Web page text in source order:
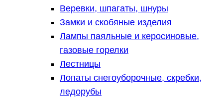
Веревки, шпагаты, шнуры
Замки и скобяные изделия
Лампы паяльные и керосиновые,
газовые горелки
Лестницы
Лопаты снегоуборочные, скребки,
ледорубы